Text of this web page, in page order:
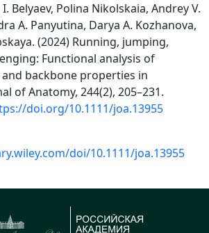
Belyaev, Polina Nikolskaia, Andrey V.
A. Panyutina, Darya A. Kozhanova,
(2024) Running, jumping,
Functional analysis of
backbone properties in
of Anatomy, 244(2), 205–231.
doi.org/10.1111/joa.13955
doi/10.1111/joa.13955